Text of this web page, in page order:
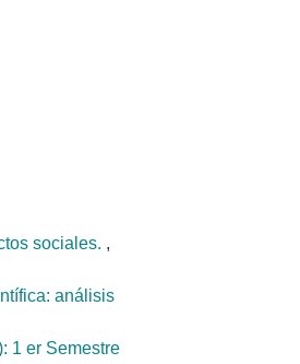
sociales. ,
análisis
1 er Semestre